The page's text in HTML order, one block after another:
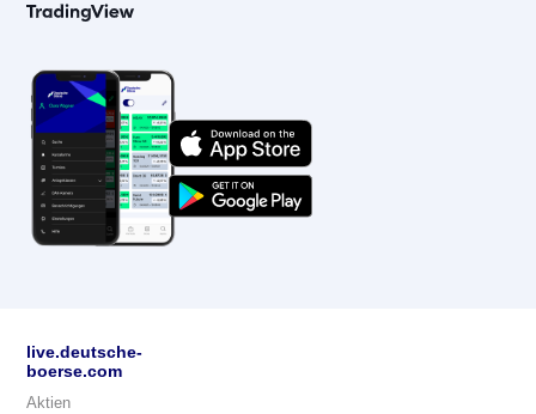
live.deutsche-
boerse.com
Aktien